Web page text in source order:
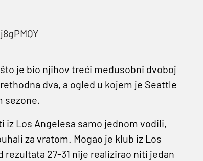
je bio njihov treći međusobni dvoboj
dva, a ogled u kojem je Seattle
sezone.
iz Los Angelesa samo jednom vodili,
za vratom. Mogao je klub iz Los
27-31 nije realizirao niti jedan